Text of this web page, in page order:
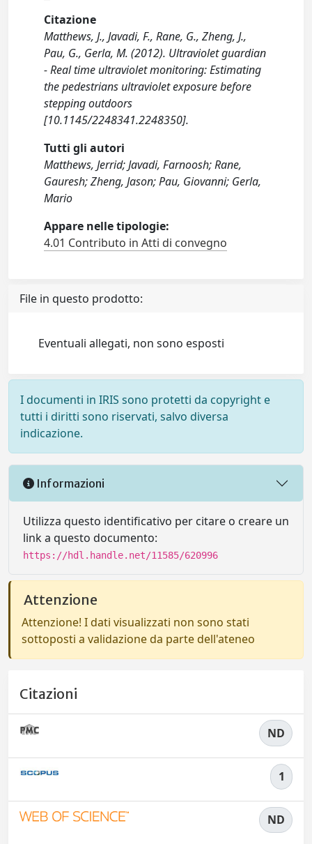
Citazione
Matthews, J., Javadi, F., Rane, G., Zheng, J.,
Pau, G., Gerla, M. (2012). Ultraviolet guardian
- Real time ultraviolet monitoring: Estimating
the pedestrians ultraviolet exposure before
stepping outdoors
[10.1145/2248341.2248350].
Tutti gli autori
Matthews, Jerrid; Javadi, Farnoosh; Rane,
Gauresh; Zheng, Jason; Pau, Giovanni; Gerla,
Mario
Appare nelle tipologie:
4.01 Contributo in Atti di convegno
File in questo prodotto:
Eventuali allegati, non sono esposti
I documenti in IRIS sono protetti da copyright e
tutti i diritti sono riservati, salvo diversa
indicazione.
Informazioni
Utilizza questo identificativo per citare o creare un
link a questo documento:
https://hdl.handle.net/11585/620996
Attenzione
Attenzione! I dati visualizzati non sono stati
sottoposti a validazione da parte dell'ateneo
Citazioni
ND
1
ND